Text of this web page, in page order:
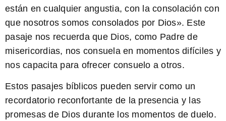
están en cualquier angustia, con la consolación con
que nosotros somos consolados por Dios». Este
pasaje nos recuerda que Dios, como Padre de
misericordias, nos consuela en momentos difíciles y
nos capacita para ofrecer consuelo a otros.
Estos pasajes bíblicos pueden servir como un
recordatorio reconfortante de la presencia y las
promesas de Dios durante los momentos de duelo.